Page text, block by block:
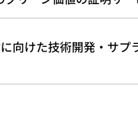
向けた技術開発・サプ